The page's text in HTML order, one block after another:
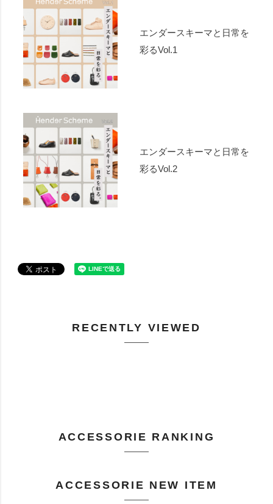
エンダースキーマと日常を
彩るVol.1
エンダースキーマと日常を
彩るVol.2
RECENTLY VIEWED
ACCESSORIE RANKING
ACCESSORIE NEW ITEM